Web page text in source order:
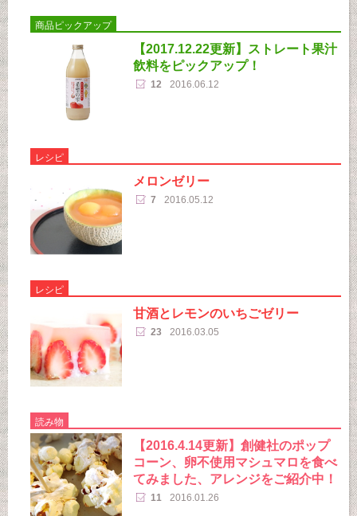
商品ピックアップ
【2017.12.22更新】ストレート果汁
飲料をピックアップ！
12 2016.06.12
レシピ
メロンゼリー
7 2016.05.12
レシピ
甘酒とレモンのいちごゼリー
23 2016.03.05
読み物
【2016.4.14更新】創健社のポップ
コーン、卵不使用マシュマロを食べ
てみました、アレンジをご紹介中！
11 2016.01.26